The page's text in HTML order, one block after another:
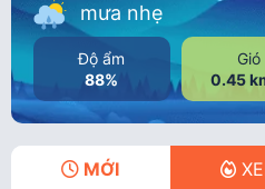
mưa nhẹ
Độ ẩm
88%
Gió
0.45
MỚI